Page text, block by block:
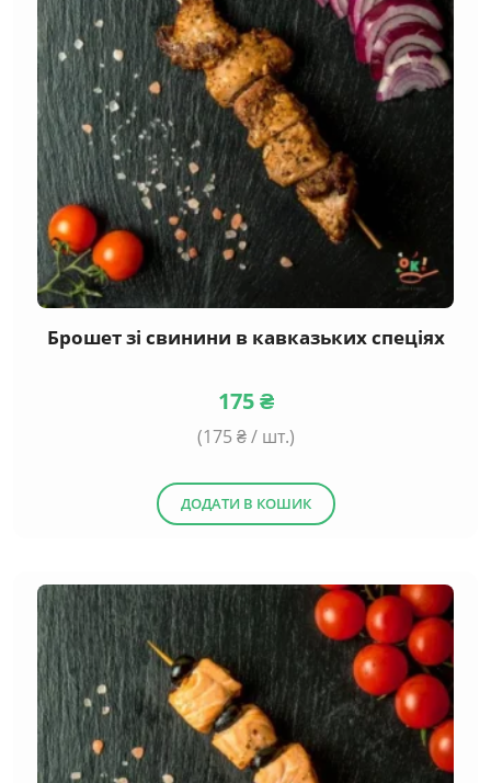
Брошет зі свинини в кавказьких спеціях
175₴
(175₴ / шт.)
ДОДАТИ В КОШИК